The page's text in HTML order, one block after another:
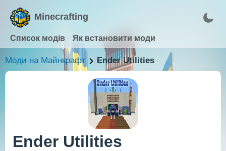
Minecrafting
Список модів Як встановити моди
Моди на Майнкрафт Ender Utilities
Ender Utilities